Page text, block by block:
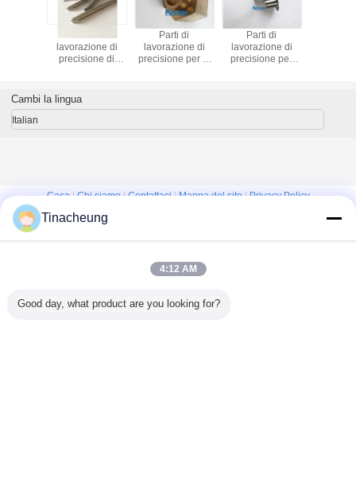
lavorazione di
precisione di
Parti di
lavorazione di
precisione per la
Parti di
lavorazione di
precisione per
Cambi la lingua
Italian
Casa|Chi siamo|Contattaci|Mappa del sito|Privacy Policy
Copyright © 2016 - 2026 Shanghai Kinsom Precision Hardware Co.,ltd.
Tinacheung
4:12 AM
Good day, what product are you looking for?